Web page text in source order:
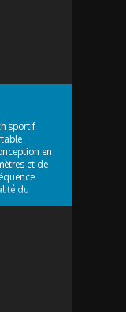
sportif
en
et de
du